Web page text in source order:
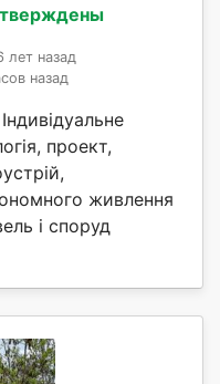
лет назад
назад
проект,
живлення
і споруд